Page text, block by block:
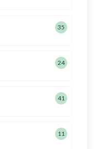
35
24
41
11